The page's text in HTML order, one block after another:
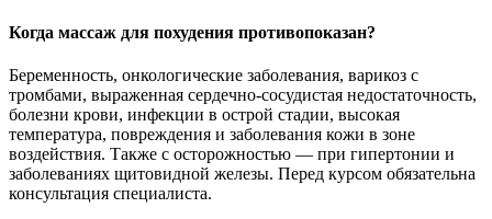
Когда массаж для похудения противопоказан?
Беременность, онкологические заболевания, варикоз с
тромбами, выраженная сердечно-сосудистая недостаточность,
болезни крови, инфекции в острой стадии, высокая
температура, повреждения и заболевания кожи в зоне
воздействия. Также с осторожностью — при гипертонии и
заболеваниях щитовидной железы. Перед курсом обязательна
консультация специалиста.